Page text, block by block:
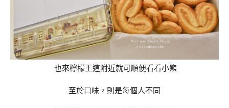
也來檸檬王這附近就可順便看看小熊
至於口味，則是每個人不同